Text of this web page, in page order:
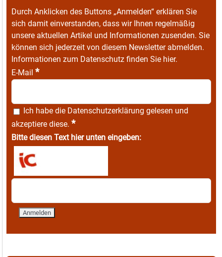
Durch Anklicken des Buttons „Anmelden“ erklären Sie
sich damit einverstanden, dass wir Ihnen regelmäßig
unsere aktuellen Artikel und Informationen zusenden. Sie
können sich jederzeit von diesem Newsletter abmelden.
Informationen zum Datenschutz finden Sie hier.
E-Mail *
Ich habe die Datenschutzerklärung gelesen und
akzeptiere diese. *
Bitte diesen Text hier unten eingeben: